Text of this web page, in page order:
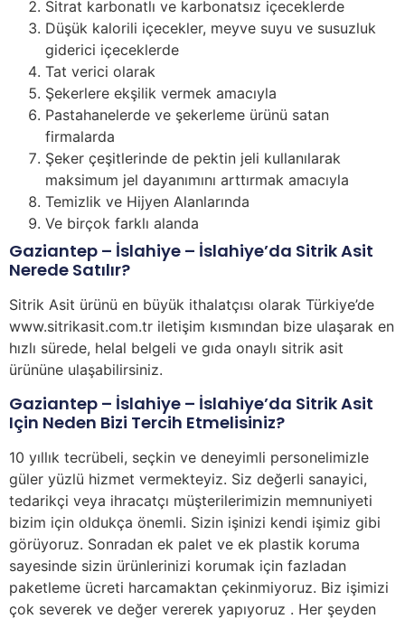
Sitrat karbonatlı ve karbonatsız içeceklerde
Düşük kalorili içecekler, meyve suyu ve susuzluk
giderici içeceklerde
Tat verici olarak
Şekerlere ekşilik vermek amacıyla
Pastahanelerde ve şekerleme ürünü satan
firmalarda
Şeker çeşitlerinde de pektin jeli kullanılarak
maksimum jel dayanımını arttırmak amacıyla
Temizlik ve Hijyen Alanlarında
Ve birçok farklı alanda
Gaziantep – İslahiye – İslahiye’da Sitrik Asit
Nerede Satılır?
Sitrik Asit ürünü en büyük ithalatçısı olarak Türkiye’de
www.sitrikasit.com.tr iletişim kısmından bize ulaşarak en
hızlı sürede, helal belgeli ve gıda onaylı sitrik asit
ürününe ulaşabilirsiniz.
Gaziantep – İslahiye – İslahiye’da Sitrik Asit
Için Neden Bizi Tercih Etmelisiniz?
10 yıllık tecrübeli, seçkin ve deneyimli personelimizle
güler yüzlü hizmet vermekteyiz. Siz değerli sanayici,
tedarikçi veya ihracatçı müşterilerimizin memnuniyeti
bizim için oldukça önemli. Sizin işinizi kendi işimiz gibi
görüyoruz. Sonradan ek palet ve ek plastik koruma
sayesinde sizin ürünlerinizi korumak için fazladan
paketleme ücreti harcamaktan çekinmiyoruz. Biz işimizi
çok severek ve değer vererek yapıyoruz . Her şeyden